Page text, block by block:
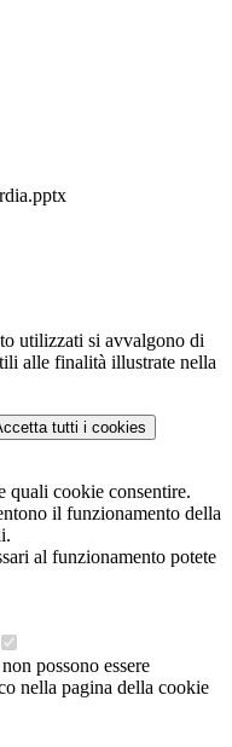
utilizzati si avvalgono di
alle finalità illustrate nella
tutti i cookies
quali cookie consentire.
il funzionamento della
al funzionamento potete
possono essere
nella pagina della cookie